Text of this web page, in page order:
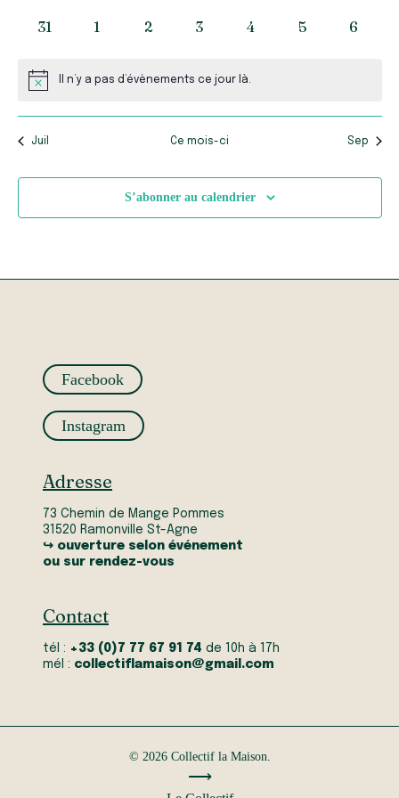
0
31
01
0
2
0
3
0
4
0
5
0
6
Notice
Il n’y a pas d’évènements ce jour là.
Juil Ce mois-ci Sep
S’abonner au calendrier
Facebook
Instagram
Adresse
73 Chemin de Mange Pommes
31520 Ramonville St-Agne
↪ ouverture selon événement
ou sur rendez-vous
Contact
tél : +33 (0)7 77 67 91 74 de 10h à 17h
mél : collectiflamaison@gmail.com
© 2026 Collectif la Maison.
⟶